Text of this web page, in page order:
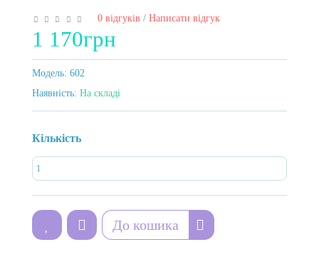
0 відгуків / Написати відгук
1 170грн
Модель: 602
Наявність: На складі
Кількість
До кошика